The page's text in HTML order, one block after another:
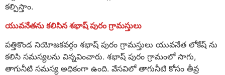
కల్పిస్తాం.
యువనేతను కలిసిన శభాష్ పురం గ్రామస్తులు
పత్తికొండ నియోజకవర్గం శభాష్ పురం గ్రామస్తులు యువనేత లోకేష్ ను
కలిసి సమస్యలను విన్నవించారు. శభాష్ పురం గ్రామంలో సాగు,
తాగునీటి సమస్య అధికంగా ఉంది. వేసవిలో తాగునీటి కోసం తీవ్ర